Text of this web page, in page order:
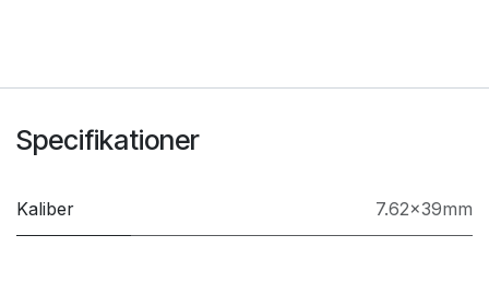
Specifikationer
Kaliber 7.62x39mm